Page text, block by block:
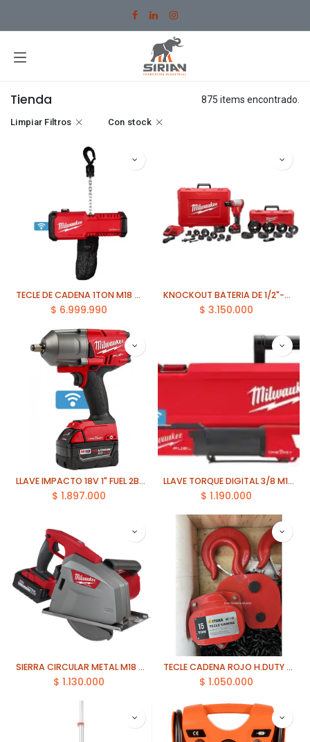
Tienda 875 items encontrado.
Limpiar Filtros Con stock
TECLE DE CADENA 1TON M18 MILWAUKEE (2983-22HD) ONE KEY
$ 6.999.990
KNOCKOUT BATERIA DE 1/2"-4" 10 TON FORCE LOGIC M18 MILWAUKEE (2676-23)
$ 3.150.000
LLAVE IMPACTO 18V 1" FUEL 2BAT. 12.Ah MILWAUKEE (2867-259)
$ 1.897.000
LLAVE TORQUE DIGITAL 3/8 M12 MILWAUKEE (2465-20)
$ 1.190.000
SIERRA CIRCULAR METAL M18 FUEL 1 BAT. 8AH. " MILWAUKEE (2982-21)
$ 1.130.000
TECLE CADENA ROJO H.DUTY 15 TON 5 MTS CADENA ITAKA
$ 1.050.000